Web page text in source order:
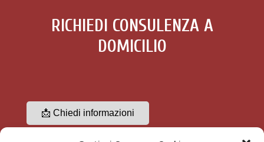
RICHIEDI CONSULENZA A
DOMICILIO
📩 Chiedi informazioni